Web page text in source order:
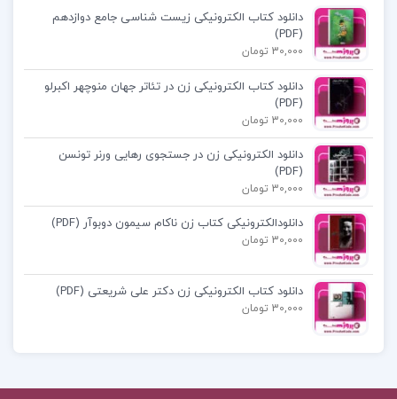
کتاب زنانی که با گرگها می دوند کلاریسا پینکولا
استس
پی دی اف کتاب زنانی که با گرگها می دوند
خرید کتاب زنانی که با گرگها می دوند کلاریسا پینکولا
استس
کتاب زنانی که با گرگها می دوند
کتاب پیشنهادی پروژه کده
کتاب زندانیان باور ماتیو مک کی
دانلود کتاب الکترونیکی زیست شناسی جامع دوازدهم
(PDF)
30,000 تومان
دانلود کتاب الکترونیکی زن در تئاتر جهان منوچهر اکبرلو
(PDF)
30,000 تومان
دانلود الکترونیکی زن در جستجوی رهایی ورنر تونسن
(PDF)
30,000 تومان
دانلودالکترونیکی کتاب زن ناکام سیمون دوبوآر (PDF)
30,000 تومان
دانلود کتاب الکترونیکی زن دکتر علی شریعتی (PDF)
30,000 تومان